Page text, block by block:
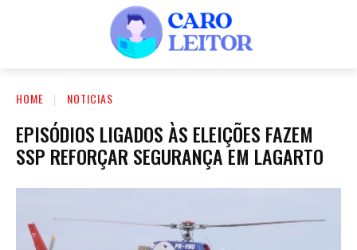
HOME NOTICIAS
EPISÓDIOS LIGADOS ÀS ELEIÇÕES FAZEM
SSP REFORÇAR SEGURANÇA EM LAGARTO